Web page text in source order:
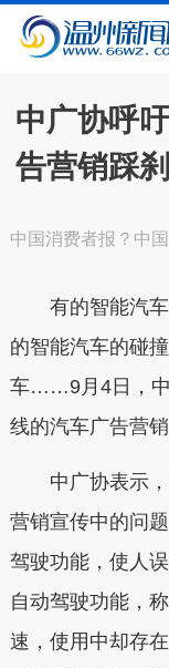
中广协呼
告营销踩
中国消费者报？中
有的智能汽车
的智能汽车的碰
车……9月4日，中
线的汽车广告营销
中广协表示，
营销宣传中的问
驾驶功能，使人
自动驾驶功能，
速，使用中却存